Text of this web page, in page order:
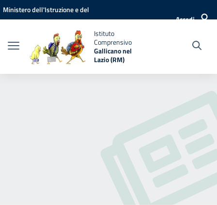
Vai ai contenuti
Vai al menu di navigazione
Vai al footer
Ministero dell'Istruzione e del
Accedi
Istituto
Comprensivo
Gallicano nel
Lazio (RM)